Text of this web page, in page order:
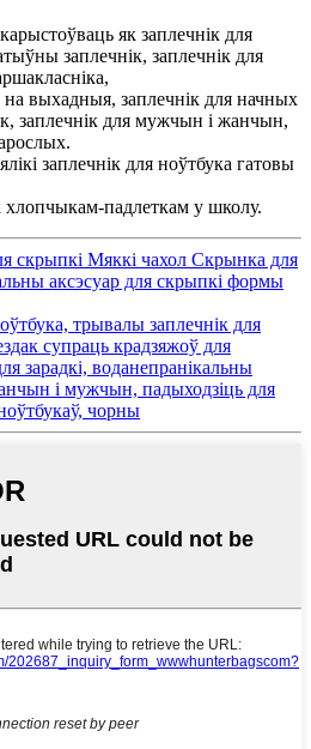
як заплечнік для
заплечнік, заплечнік для
выхадныя, заплечнік для начных
заплечнік для мужчын і жанчын,
заплечнік для ноўтбука гатовы
хлопчыкам-падлеткам у школу.
скрыпкі Мяккі чахол Скрынка для
аксэсуар для скрыпкі формы
трывалы заплечнік для
супраць крадзяжоў для
зарадкі, воданепранікальны
і мужчын, падыходзіць для
чорны